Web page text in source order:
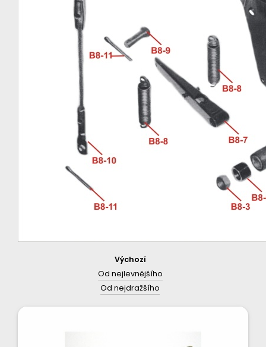
Výchozí
Od nejlevnějšího
Od nejdražšího